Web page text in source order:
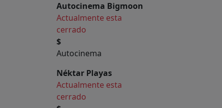
Autocinema Bigmoon
Actualmente esta
cerrado
$
Autocinema
Néktar Playas
Actualmente esta
cerrado